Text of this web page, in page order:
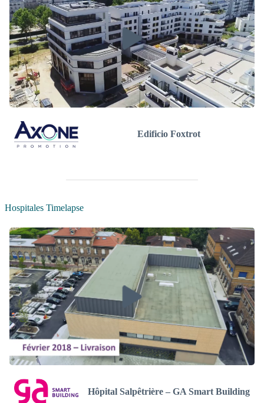
Edificio Foxtrot
Hospitales Timelapse
Hôpital Salpêtrière – GA Smart Building